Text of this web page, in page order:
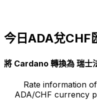
今日ADA兌CHF
將 Cardano 轉換為 瑞士
Rate information of
ADA/CHF currency